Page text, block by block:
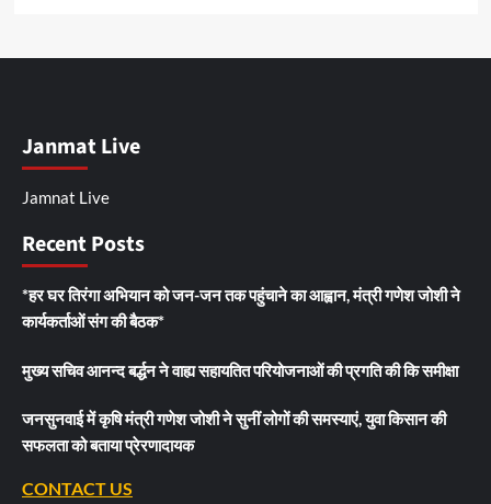
Janmat Live
Jamnat Live
Recent Posts
*हर घर तिरंगा अभियान को जन-जन तक पहुंचाने का आह्वान, मंत्री गणेश जोशी ने
कार्यकर्ताओं संग की बैठक*
मुख्य सचिव आनन्द बर्द्धन ने वाह्य सहायतित परियोजनाओं की प्रगति की कि समीक्षा
जनसुनवाई में कृषि मंत्री गणेश जोशी ने सुनीं लोगों की समस्याएं, युवा किसान की
सफलता को बताया प्रेरणादायक
CONTACT US